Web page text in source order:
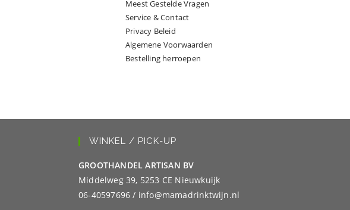
Meest Gestelde Vragen
Service & Contact
Privacy Beleid
Algemene Voorwaarden
Bestelling herroepen
WINKEL / PICK-UP
GROOTHANDEL ARTISAN BV
Middelweg 39, 5253 CE Nieuwkuijk
06-40597696 / info@mamadrinktwijn.nl